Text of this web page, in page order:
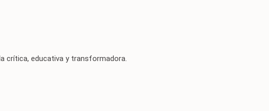
crítica, educativa y transformadora.